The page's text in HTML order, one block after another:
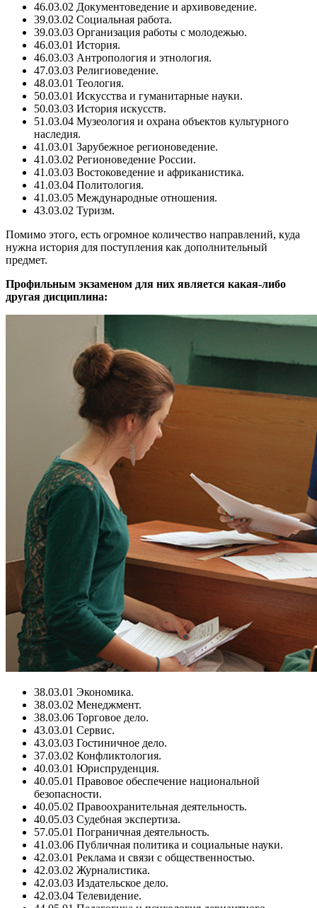
46.03.02 Документоведение и архивоведение.
39.03.02 Социальная работа.
39.03.03 Организация работы с молодежью.
46.03.01 История.
46.03.03 Антропология и этнология.
47.03.03 Религиоведение.
48.03.01 Теология.
50.03.01 Искусства и гуманитарные науки.
50.03.03 История искусств.
51.03.04 Музеология и охрана объектов культурного
наследия.
41.03.01 Зарубежное регионоведение.
41.03.02 Регионоведение России.
41.03.03 Востоковедение и африканистика.
41.03.04 Политология.
41.03.05 Международные отношения.
43.03.02 Туризм.
Помимо этого, есть огромное количество направлений, куда
нужна история для поступления как дополнительный
предмет.
Профильным экзаменом для них является какая-либо
другая дисциплина:
38.03.01 Экономика.
38.03.02 Менеджмент.
38.03.06 Торговое дело.
43.03.01 Сервис.
43.03.03 Гостиничное дело.
37.03.02 Конфликтология.
40.03.01 Юриспруденция.
40.05.01 Правовое обеспечение национальной
безопасности.
40.05.02 Правоохранительная деятельность.
40.05.03 Судебная экспертиза.
57.05.01 Пограничная деятельность.
41.03.06 Публичная политика и социальные науки.
42.03.01 Реклама и связи с общественностью.
42.03.02 Журналистика.
42.03.03 Издательское дело.
42.03.04 Телевидение.